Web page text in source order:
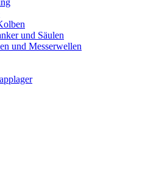
und Säulen
und Messerwellen